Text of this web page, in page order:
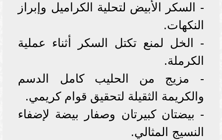
- السكر الأبيض لتحلية الكراميل وإبراز
النكهات.
- الخل لمنع تكتل السكر أثناء عملية
الكرملة.
- مزيج من الحليب كامل الدسم
والكريمة الثقيلة لتحقيق قوام كريمي.
- بيضتان كبيرتان وصفار بيضة لإضفاء
النسيج المثالي.